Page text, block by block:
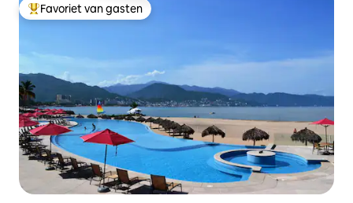
Topfavoriet van gasten
Favoriet van gasten